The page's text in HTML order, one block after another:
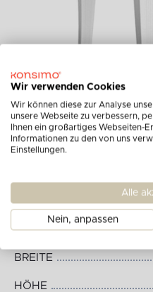
Abmessungen
BREITE
HÖHE
Wir verwenden Cookies
Wir können diese zur Analyse
unsere Webseite zu verbessern,
Ihnen ein großartiges Webseiten-
Informationen zu den von uns
Einstellungen.
Alle
Nein, anpassen